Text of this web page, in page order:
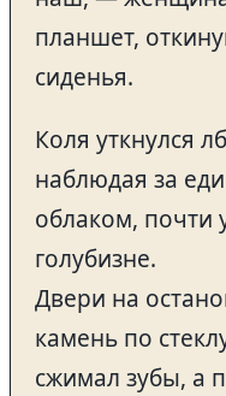
планшет,
сиденья.
Коля уткнулся
наблюдая за
облаком, почти
голубизне.
Двери на
камень по
сжимал зубы, а